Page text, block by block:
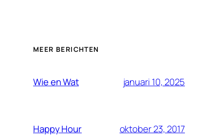
MEER BERICHTEN
Wie en Wat januari 10, 2025
Happy Hour oktober 23, 2017